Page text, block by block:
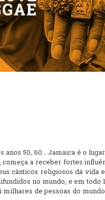
anos 50, 60… Jamaica é o
a receber fortes
cânticos religiosos dá vida
no mundo, e em todo
milhares de pessoas do